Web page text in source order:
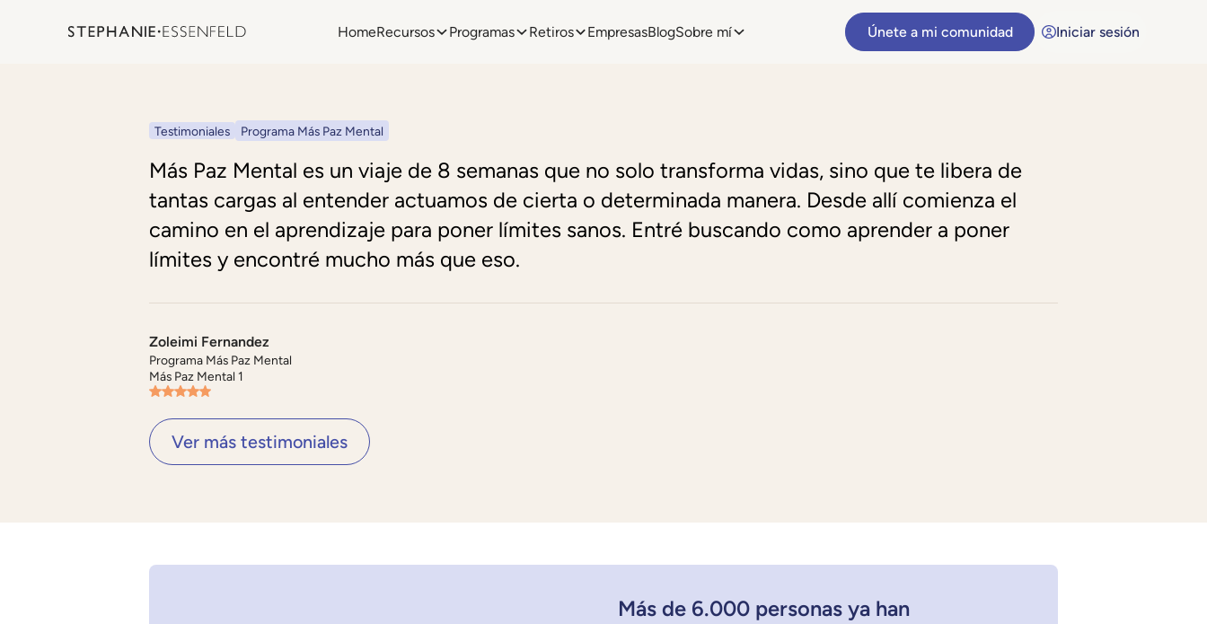
HomeRecursos Programas Retiros EmpresasBlogSobre mí Únete a mi comunidad Iniciar sesión
Testimoniales Programa Más Paz Mental
Más Paz Mental es un viaje de 8 semanas que no solo transforma vidas, sino que te libera de
tantas cargas al entender actuamos de cierta o determinada manera. Desde allí comienza el
camino en el aprendizaje para poner límites sanos. Entré buscando como aprender a poner
límites y encontré mucho más que eso.
Zoleimi Fernandez
Programa Más Paz Mental
Más Paz Mental 1
Ver más testimoniales
Más de 6.000 personas ya han